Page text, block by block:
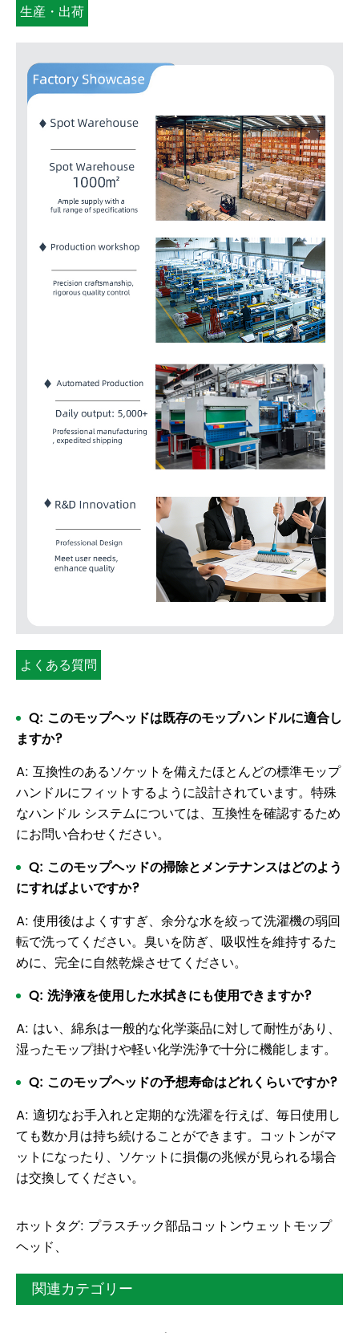
生産・出荷
よくある質問
Q: このモップヘッドは既存のモップハンドルに適合し
ますか?
A: 互換性のあるソケットを備えたほとんどの標準モップ
ハンドルにフィットするように設計されています。特殊
なハンドル システムについては、互換性を確認するため
にお問い合わせください。
Q: このモップヘッドの掃除とメンテナンスはどのよう
にすればよいですか?
A: 使用後はよくすすぎ、余分な水を絞って洗濯機の弱回
転で洗ってください。臭いを防ぎ、吸収性を維持するた
めに、完全に自然乾燥させてください。
Q: 洗浄液を使用した水拭きにも使用できますか?
A: はい、綿糸は一般的な化学薬品に対して耐性があり、
湿ったモップ掛けや軽い化学洗浄で十分に機能します。
Q: このモップヘッドの予想寿命はどれくらいですか?
A: 適切なお手入れと定期的な洗濯を行えば、毎日使用し
ても数か月は持ち続けることができます。コットンがマ
ットになったり、ソケットに損傷の兆候が見られる場合
は交換してください。
ホットタグ: プラスチック部品コットンウェットモップ
ヘッド、
関連カテゴリー